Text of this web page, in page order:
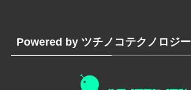
Powered by ツチノコテクノロジー